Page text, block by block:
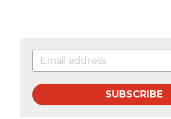
SUBSCRIBE